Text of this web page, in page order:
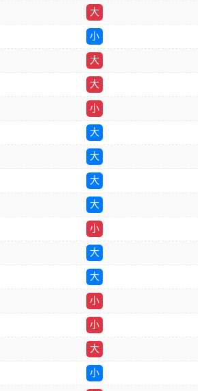
大
小
大
大
小
大
大
大
大
小
大
大
小
小
大
小